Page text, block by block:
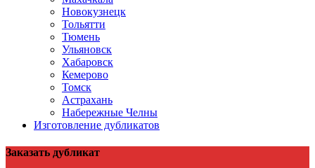
Новокузнецк
Тольятти
Тюмень
Ульяновск
Хабаровск
Кемерово
Томск
Астрахань
Набережные Челны
Изготовление дубликатов
Заказать дубликат